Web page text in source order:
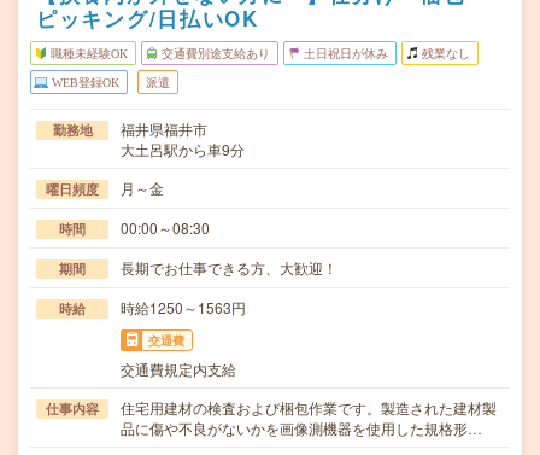
ピッキング/日払いOK
職種未経験OK 交通費別途支給あり 土日祝日が休み 残業なし
WEB登録OK 派遣
勤務地
福井県福井市
大土呂駅から車9分
曜日頻度 月～金
時間 00:00～08:30
期間 長期でお仕事できる方、大歓迎！
時給 時給1250～1563円
交通費
交通費規定内支給
仕事内容
住宅用建材の検査および梱包作業です。製造された建材製
品に傷や不良がないかを画像測機器を使用した規格形…